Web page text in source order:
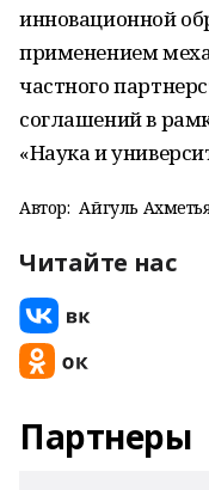
инновационной
применением
частного
соглашений в
«Наука и
Автор: Айгуль
Читайте нас
Партнеры